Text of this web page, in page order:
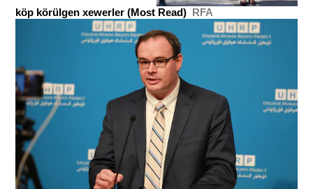
köp körülgen xewerler (Most Read) RFA